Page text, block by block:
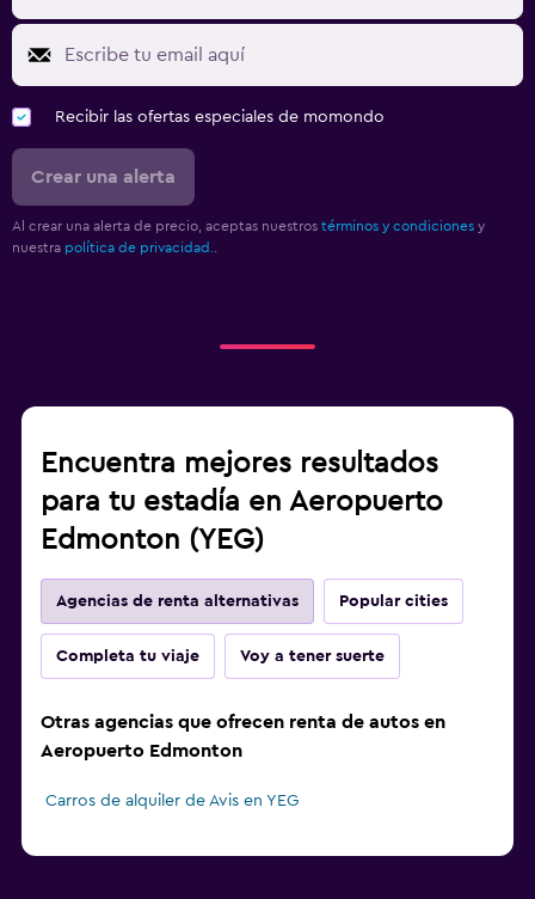
Recibir las ofertas especiales de momondo
Crear una alerta
Al crear una alerta de precio, aceptas nuestros términos y condiciones y
nuestra política de privacidad..
Encuentra mejores resultados
para tu estadía en Aeropuerto
Edmonton (YEG)
Agencias de renta alternativas Popular cities
Completa tu viaje Voy a tener suerte
Otras agencias que ofrecen renta de autos en
Aeropuerto Edmonton
Carros de alquiler de Avis en YEG